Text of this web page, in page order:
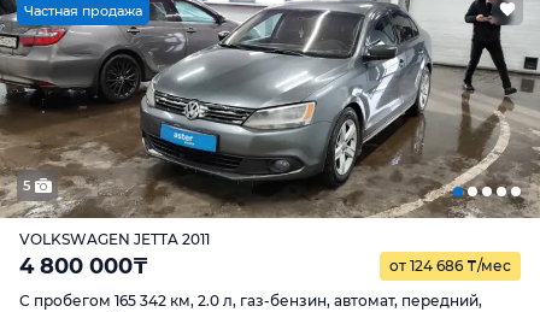
Частная продажа
5
VOLKSWAGEN JETTA 2011
4 800 000₸ от 124 686 ₸/мес
С пробегом 165 342 км, 2.0 л, газ-бензин, автомат, передний,